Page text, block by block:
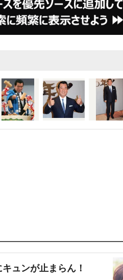
ュンが止まらん！